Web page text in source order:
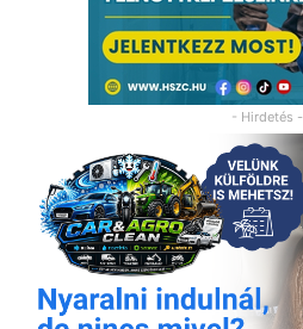
- Hirdetés -